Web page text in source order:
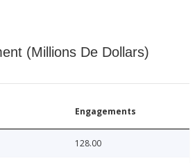
(Millions De Dollars)
Engagements
128.00